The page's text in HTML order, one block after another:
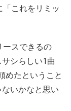
これをリミッ
ースできるの
シらしい1曲
めたということ
いかなと思い